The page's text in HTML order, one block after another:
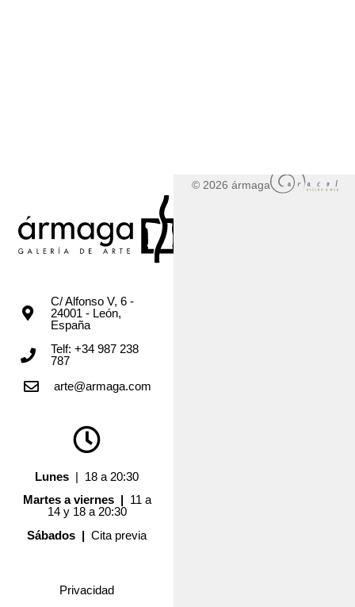
C/ Alfonso V, 6 -
24001 - León,
España
Telf: +34 987 238
787
arte@armaga.com
Lunes | 18 a 20:30
Martes a viernes | 11 a
14 y 18 a 20:30
Sábados |Cita previa
Privacidad
© 2026 ármaga